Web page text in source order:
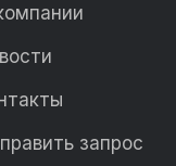
запрос